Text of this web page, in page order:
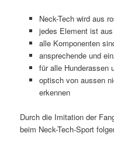
Neck-Tech wird aus
jedes Element ist
alle Komponenten
ansprechende und
für alle Hunderassen
optisch von aussen
erkennen
Durch die Imitation der
beim Neck-Tech-Sport